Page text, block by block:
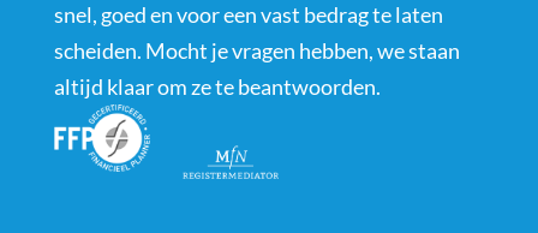
snel, goed en voor een vast bedrag te laten
scheiden. Mocht je vragen hebben, we staan
altijd klaar om ze te beantwoorden.